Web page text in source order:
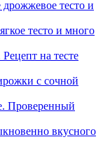
тесто и
тесто и много
на тесте
с сочной
Проверенный
вкусного